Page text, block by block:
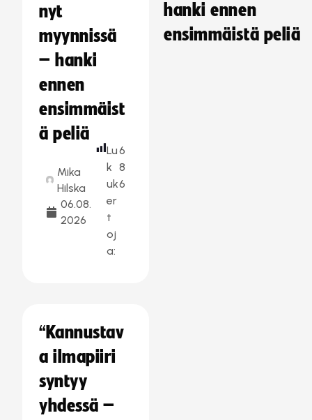
nyt
myynnissä
– hanki
ennen
ensimmäist
ä peliä
Mika
Hilska
06.08.
2026
Lu
k
uk
er
t
oj
a:
6
8
6
“Kannustav
a ilmapiiri
syntyy
yhdessä –
hanki ennen
ensimmäistä peliä